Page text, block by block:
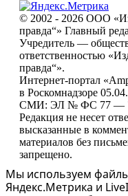
© 2002 - 2026 ООО
правда“» Главный
Учредитель —
ответственностью
правда“».
Интернет-портал
в Роскомнадзоре
СМИ: ЭЛ № ФС 77 —
Редакция не несет
высказанные в
материалов без
запрещено.
Мы используем
Яндекс.Метрика и